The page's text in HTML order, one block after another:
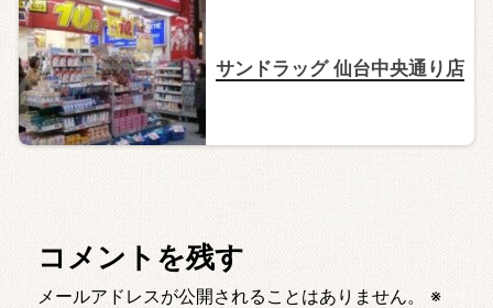
サンドラッグ 仙台中央通り店
コメントを残す
メールアドレスが公開されることはありません。
※